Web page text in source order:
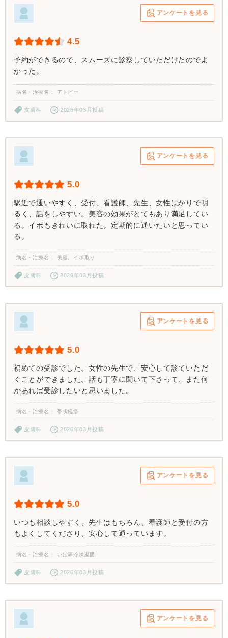
アンケートを見る
4.5
予約ができるので、スムーズに診察していただけたのでよ
かった。
病名・治療名 アトピー
皮膚科 2026年03月投稿
アンケートを見る
5.0
駅近で通いやすく、受付、看護師、先生、女性ばかりで明
るく、話をしやすい。美容の効果がとてもあり満足してい
る。イボもきれいに取れた。定期的に通いたいと思ってい
る。
病名・治療名 美容、イボ取り
皮膚科 2026年03月投稿
アンケートを見る
5.0
初めての受診でした。女性の先生で、安心して診ていただ
くことができました。話も丁寧に聞いて下さって、また何
かあれば受診したいと思いました。
病名・治療名 帯状疱疹
皮膚科 2026年03月投稿
アンケートを見る
5.0
いつも相談しやすく、先生はもちろん、看護師と受付の方
もよくしてくださり、安心して通っています。
病名・治療名 いぼ等冷凍凝固
皮膚科 2026年03月投稿
アンケートを見る